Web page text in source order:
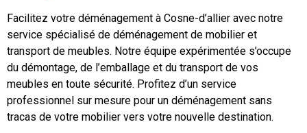
Facilitez votre déménagement à Cosne-d’allier avec notre
service spécialisé de déménagement de mobilier et
transport de meubles. Notre équipe expérimentée s’occupe
du démontage, de l’emballage et du transport de vos
meubles en toute sécurité. Profitez d’un service
professionnel sur mesure pour un déménagement sans
tracas de votre mobilier vers votre nouvelle destination.